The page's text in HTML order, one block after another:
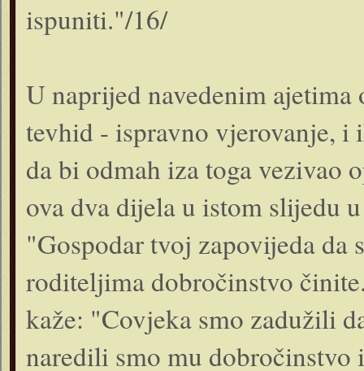
ispuniti."/16/
U naprijed navedenim
tevhid - ispravno vjerovanje, i
da bi odmah iza toga vezivao
ova dva dijela u istom slijedu
"Gospodar tvoj zapovijeda da
roditeljima dobročinstvo
kaže: "Covjeka smo zadužili
naredili smo mu dobročinstvo